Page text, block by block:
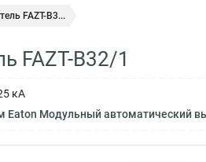
FAZT-B3...
FAZT-B32/1
кА
Eaton Модульный автоматический